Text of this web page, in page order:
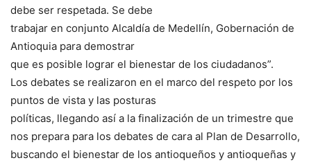
debe ser respetada. Se debe
trabajar en conjunto Alcaldía de Medellín, Gobernación de
Antioquia para demostrar
que es posible lograr el bienestar de los ciudadanos”.
Los debates se realizaron en el marco del respeto por los
puntos de vista y las posturas
políticas, llegando así a la finalización de un trimestre que
nos prepara para los debates de cara al Plan de Desarrollo,
buscando el bienestar de los antioqueños y antioqueñas y